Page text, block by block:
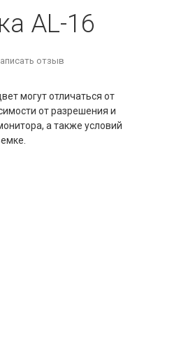
AL-16
отзыв
могут отличаться от
от разрешения и
а также условий